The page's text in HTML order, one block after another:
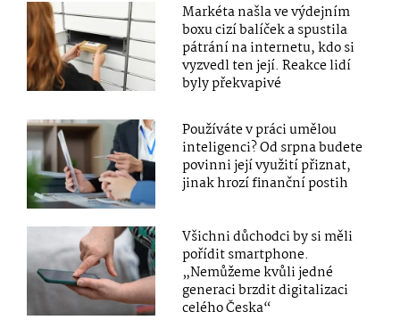
Markéta našla ve výdejním
boxu cizí balíček a spustila
pátrání na internetu, kdo si
vyzvedl ten její. Reakce lidí
byly překvapivé
Používáte v práci umělou
inteligenci? Od srpna budete
povinni její využití přiznat,
jinak hrozí finanční postih
Všichni důchodci by si měli
pořídit smartphone.
„Nemůžeme kvůli jedné
generaci brzdit digitalizaci
celého Česka“